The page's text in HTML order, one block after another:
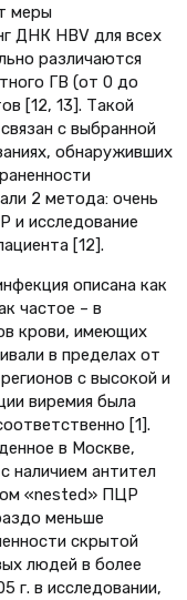
меры
ДНК НВV для всех
различаются
ГВ (от 0 до
[12, 13]. Такой
с выбранной
обнаруживших
2 метода: очень
и исследование
[12].
описана как
частое – в
крови, имеющих
в пределах от
с высокой и
виремия была
[1].
в Москве,
наличием антител
«nested» ПЦР
меньше
скрытой
людей в более
г. в исследовании,